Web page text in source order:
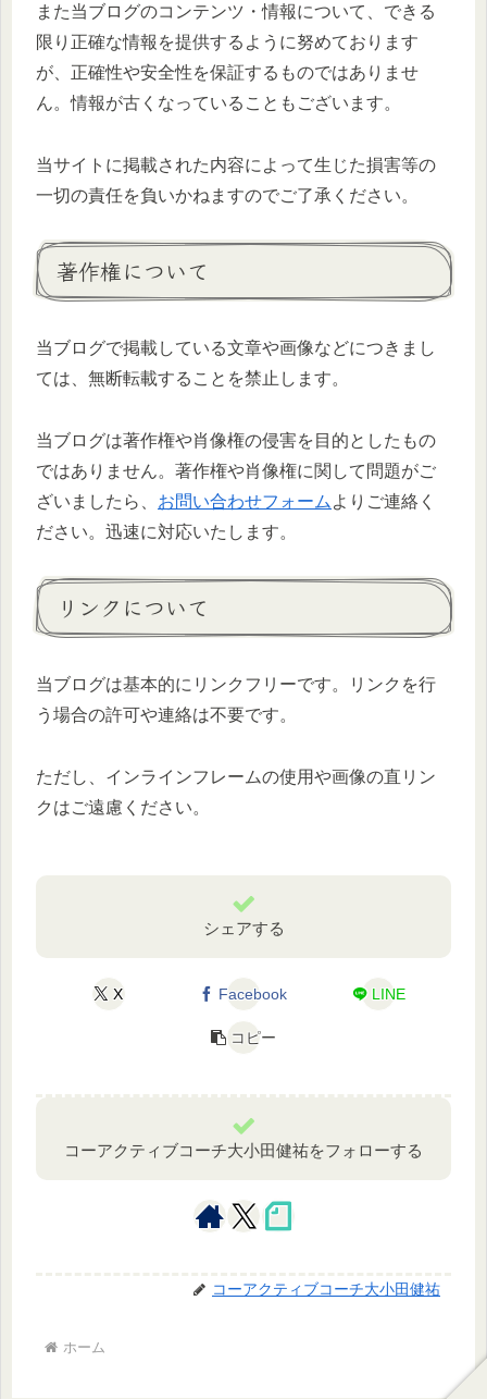
また当ブログのコンテンツ・情報について、できる
限り正確な情報を提供するように努めております
が、正確性や安全性を保証するものではありませ
ん。情報が古くなっていることもございます。
当サイトに掲載された内容によって生じた損害等の
一切の責任を負いかねますのでご了承ください。
著作権について
当ブログで掲載している文章や画像などにつきまし
ては、無断転載することを禁止します。
当ブログは著作権や肖像権の侵害を目的としたもの
ではありません。著作権や肖像権に関して問題がご
ざいましたら、 お問い合わせフォーム よりご連絡く
ださい。迅速に対応いたします。
リンクについて
当ブログは基本的にリンクフリーです。リンクを行
う場合の許可や連絡は不要です。
ただし、インラインフレームの使用や画像の直リン
クはご遠慮ください。
シェアする
X Facebook LINE
コピー
コーアクティブコーチ大小田健祐をフォローする
コーアクティブコーチ大小田健祐
ホーム